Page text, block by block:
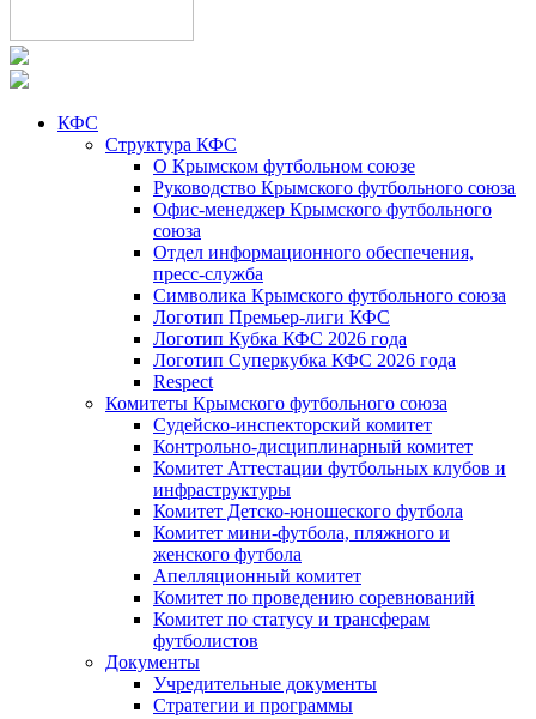
КФС
Структура КФС
О Крымском футбольном союзе
Руководство Крымского футбольного союза
Офис-менеджер Крымского футбольного
союза
Отдел информационного обеспечения,
пресс-служба
Символика Крымского футбольного союза
Логотип Премьер-лиги КФС
Логотип Кубка КФС 2026 года
Логотип Суперкубка КФС 2026 года
Respect
Комитеты Крымского футбольного союза
Судейско-инспекторский комитет
Контрольно-дисциплинарный комитет
Комитет Аттестации футбольных клубов и
инфраструктуры
Комитет Детско-юношеского футбола
Комитет мини-футбола, пляжного и
женского футбола
Апелляционный комитет
Комитет по проведению соревнований
Комитет по статусу и трансферам
футболистов
Документы
Учредительные документы
Стратегии и программы